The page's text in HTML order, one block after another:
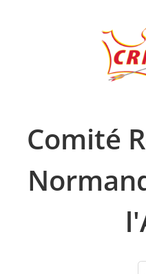
Comité